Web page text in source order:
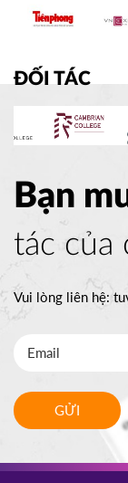
ĐỐI TÁC
Bạn
tác của
Vui lòng liên hệ:
GỬI